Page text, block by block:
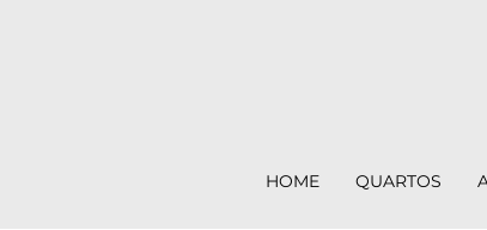
HOME QUARTOS